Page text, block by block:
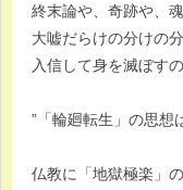
終末論や、奇跡や、
大嘘だらけの分けの
入信して身を滅ぼす
”「輪廻転生」の思想
仏教に「地獄極楽」